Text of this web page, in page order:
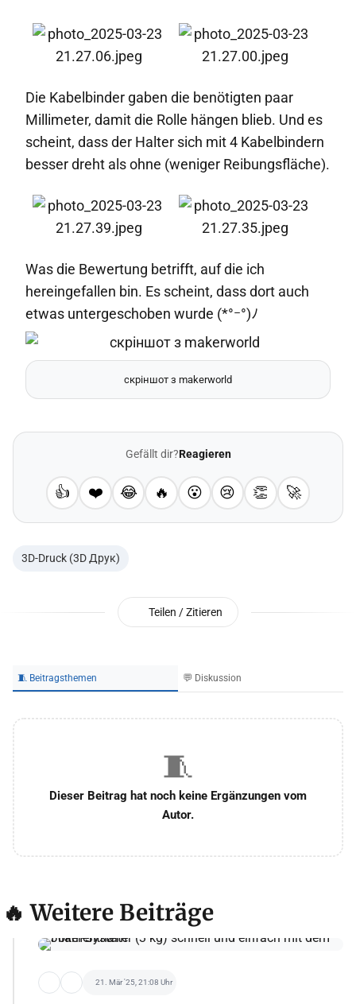
Die Kabelbinder gaben die benötigten paar
Millimeter, damit die Rolle hängen blieb. Und es
scheint, dass der Halter sich mit 4 Kabelbindern
besser dreht als ohne (weniger Reibungsfläche).
Was die Bewertung betrifft, auf die ich
hereingefallen bin. Es scheint, dass dort auch
etwas untergeschoben wurde (*°ｰ°)ﾉ
скріншот з makerworld
Gefällt dir?Reagieren
👍 ❤️ 😂 🔥 😮 😢 👏 🚀
3D-Druck (3D Друк)
Teilen / Zitieren
🧵 Beitragsthemen 💬 Diskussion
🧵
Dieser Beitrag hat noch keine Ergänzungen vom
Autor.
🔥 Weitere Beiträge
21. Mär '25, 21:08 Uhr